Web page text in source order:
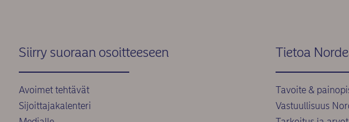
Siirry suoraan osoitteeseen
Avoimet tehtävät
Sijoittajakalenteri
Tietoa
Tavoite &
Vastuullisuus